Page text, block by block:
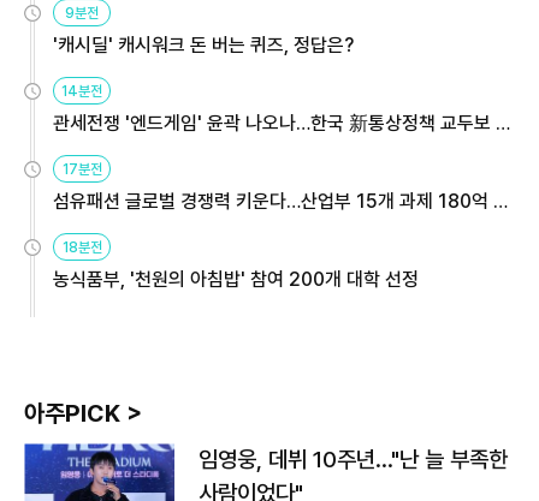
9분전
'캐시딜' 캐시워크 돈 버는 퀴즈, 정답은?
14분전
관세전쟁 '엔드게임' 윤곽 나오나…한국 新통상정책 교두보 활
용해야
17분전
섬유패션 글로벌 경쟁력 키운다…산업부 15개 과제 180억 지
원
18분전
농식품부, '천원의 아침밥' 참여 200개 대학 선정
아주PICK >
임영웅, 데뷔 10주년…"난 늘 부족한
사람이었다"